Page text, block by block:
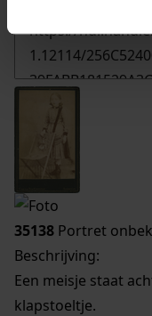
35138 Portret
Beschrijving:
Een meisje staat
klapstoeltje.